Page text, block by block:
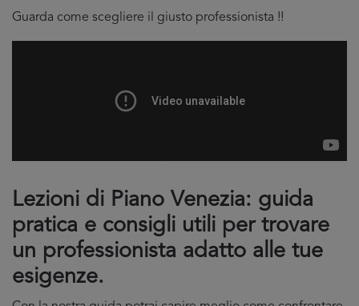
Guarda come scegliere il giusto professionista !!
Lezioni di Piano Venezia: guida
pratica e consigli utili per trovare
un professionista adatto alle tue
esigenze.